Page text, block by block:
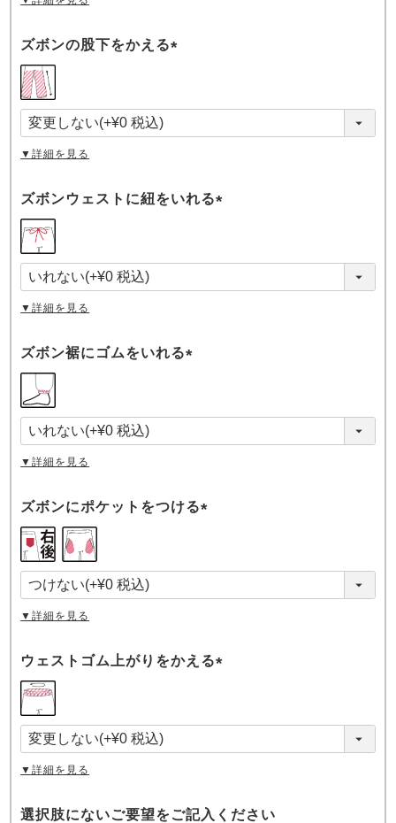
ズボンの股下をかえる
須
)
▼詳細を見る
ズボンウェストに紐をいれる
須
)
▼詳細を見る
ズボン裾にゴムをいれる
須
)
▼詳細を見る
ズボンにポケットをつける
須
)
▼詳細を見る
ウェストゴム上がりをかえる
須
)
▼詳細を見る
選択肢にないご要望をご記入ください